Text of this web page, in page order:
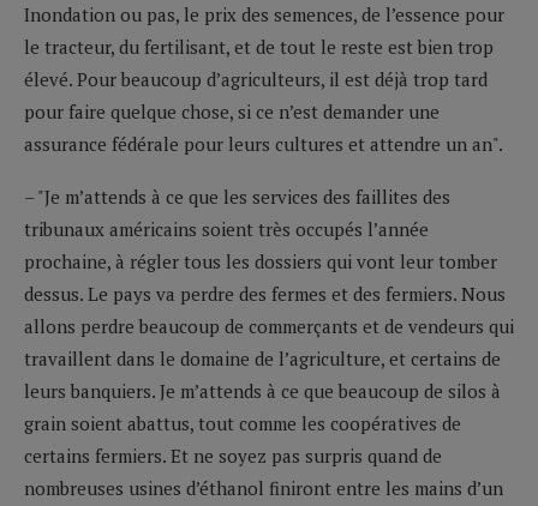
Inondation ou pas, le prix des semences, de l’essence pour
le tracteur, du fertilisant, et de tout le reste est bien trop
élevé. Pour beaucoup d’agriculteurs, il est déjà trop tard
pour faire quelque chose, si ce n’est demander une
assurance fédérale pour leurs cultures et attendre un an".
– "Je m’attends à ce que les services des faillites des
tribunaux américains soient très occupés l’année
prochaine, à régler tous les dossiers qui vont leur tomber
dessus. Le pays va perdre des fermes et des fermiers. Nous
allons perdre beaucoup de commerçants et de vendeurs qui
travaillent dans le domaine de l’agriculture, et certains de
leurs banquiers. Je m’attends à ce que beaucoup de silos à
grain soient abattus, tout comme les coopératives de
certains fermiers. Et ne soyez pas surpris quand de
nombreuses usines d’éthanol finiront entre les mains d’un